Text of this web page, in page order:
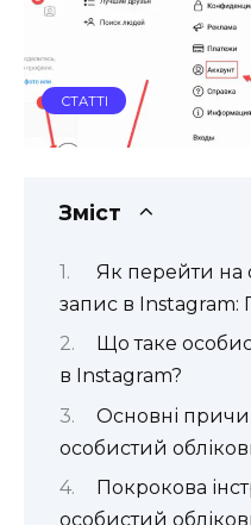
СТАТТІ
Зміст
Як перейти на
запис в Instagram:
Що таке
в Instagram?
Основні
особистий
Покрокова
особистий